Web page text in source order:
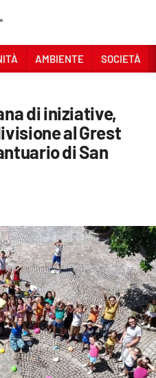
AMBIENTE SOCIETÀ
di iniziative,
al Grest
di San